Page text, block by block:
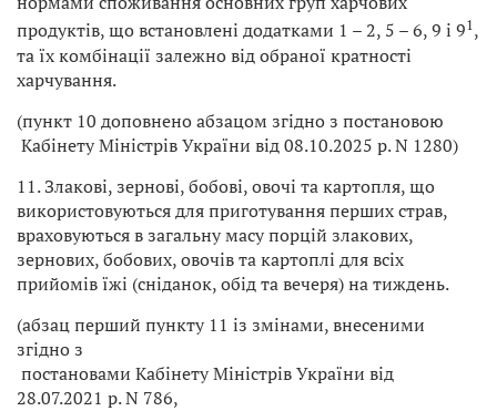
продуктів, що встановлені додатками 1 – 2, 5 – 6, 9 і 91,
та їх комбінації залежно від обраної кратності
харчування.
(пункт 10 доповнено абзацом згідно з постановою
Кабінету Міністрів України від 08.10.2025 р. N 1280)
11. Злакові, зернові, бобові, овочі та картопля, що
використовуються для приготування перших страв,
враховуються в загальну масу порцій злакових,
зернових, бобових, овочів та картоплі для всіх
прийомів їжі (сніданок, обід та вечеря) на тиждень.
(абзац перший пункту 11 із змінами, внесеними
згідно з
постановами Кабінету Міністрів України від
28.07.2021 р. N 786,